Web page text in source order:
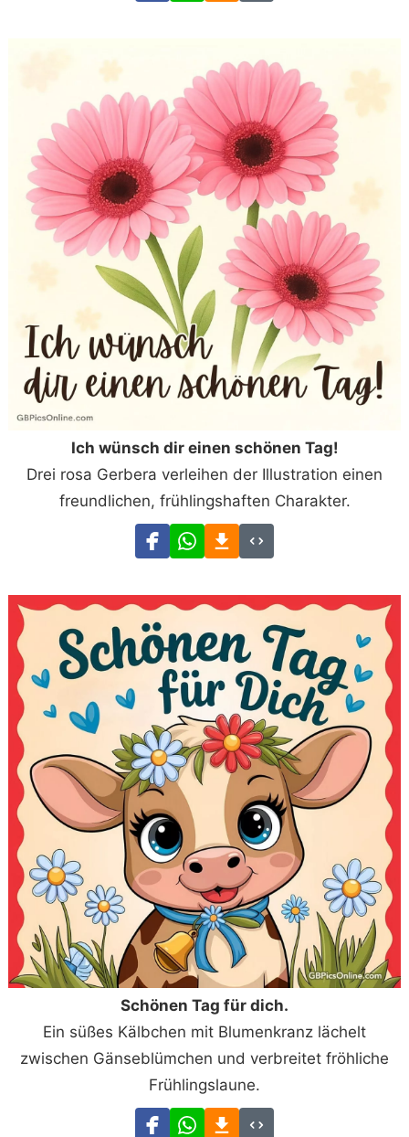
Ich wünsch dir einen schönen Tag!
Drei rosa Gerbera verleihen der Illustration einen
freundlichen, frühlingshaften Charakter.
Schönen Tag für dich.
Ein süßes Kälbchen mit Blumenkranz lächelt
zwischen Gänseblümchen und verbreitet fröhliche
Frühlingslaune.